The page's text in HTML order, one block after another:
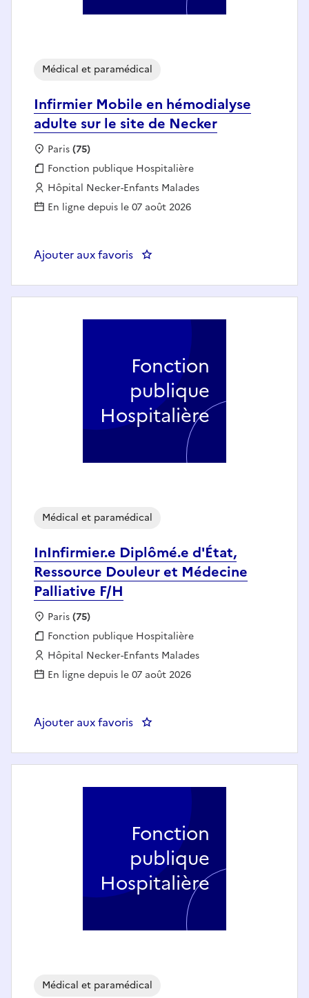
Infirmier Mobile en hémodialyse
adulte sur le site de Necker
Médical et paramédical
Localisation :
Paris(75)
Fonction publique :
Fonction publique Hospitalière
Employeur :
Hôpital Necker-Enfants Malades
En ligne depuis le 07 août 2026
Ajouter aux favoris : Infirmier Mobile en
InInfirmier.e Diplômé.e d'État,
Ressource Douleur et Médecine
Palliative F/H
Médical et paramédical
Localisation :
Paris(75)
Fonction publique :
Fonction publique Hospitalière
Employeur :
Hôpital Necker-Enfants Malades
En ligne depuis le 07 août 2026
Ajouter aux favoris : InInfirmier.e Diplômé.e d'État,
Fonction
publique
Hospitalière
Médical et paramédical
Fonction
publique
Hospitalière